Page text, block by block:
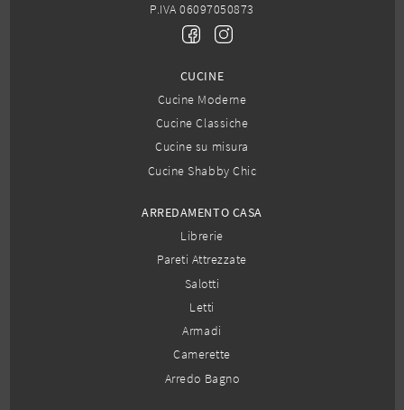
P.IVA 06097050873
CUCINE
Cucine Moderne
Cucine Classiche
Cucine su misura
Cucine Shabby Chic
ARREDAMENTO CASA
Librerie
Pareti Attrezzate
Salotti
Letti
Armadi
Camerette
Arredo Bagno